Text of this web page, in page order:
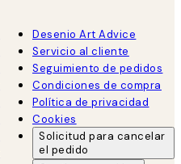
Desenio Art Advice
Servicio al cliente
Seguimiento de pedidos
Condiciones de compra
Política de privacidad
Cookies
Solicitud para cancelar
el pedido